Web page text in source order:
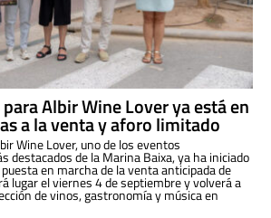
Albir Wine Lover ya está en
a la venta y aforo limitado
Wine Lover, uno de los eventos
destacados de la Marina Baixa, ya ha iniciado
en marcha de la venta anticipada de
lugar el viernes 4 de septiembre y volverá a
de vinos, gastronomía y música en